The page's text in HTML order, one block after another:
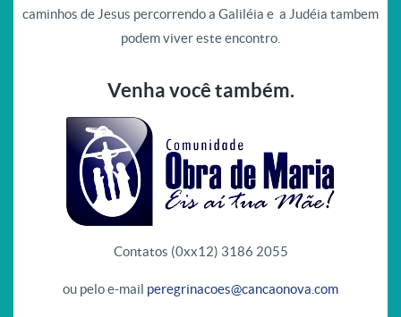
caminhos de Jesus percorrendo a Galiléia e a Judéia tambem
podem viver este encontro.
Venha você também.
Contatos (0xx12) 3186 2055
ou pelo e-mail peregrinacoes@cancaonova.com